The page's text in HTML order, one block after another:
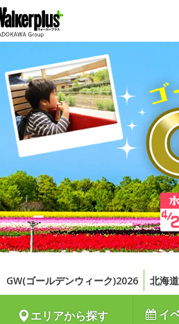
GW(ゴールデンウィーク)2026 北海道
エリアから探す イ